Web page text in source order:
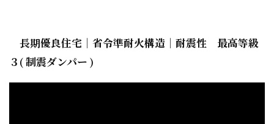
長期優良住宅｜省令準耐火構造｜耐震性 最高等級
３( 制震ダンパー )